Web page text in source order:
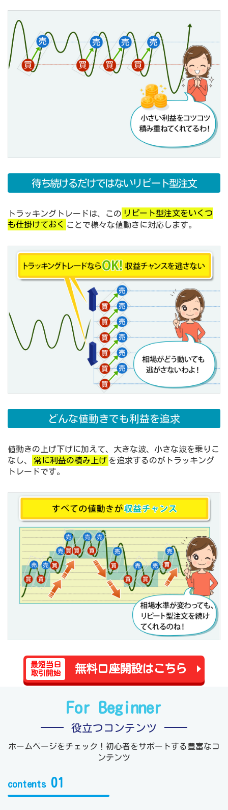
待ち続けるだけではないリピート型注文
トラッキングトレードは、この リピート型注文をいくつ
も仕掛けておく ことで様々な値動きに対応します。
どんな値動きでも利益を追求
値動きの上げ下げに加えて、大きな波、小さな波を乗りこ
なし、
常に利益の積み上げ を追求するのがトラッキング
トレードです。
最短当日
取引開始
無料口座開設はこちら
For Beginner
役立つコンテンツ
ホームページをチェック！初心者をサポートする豊富なコ
ンテンツ
contents 01